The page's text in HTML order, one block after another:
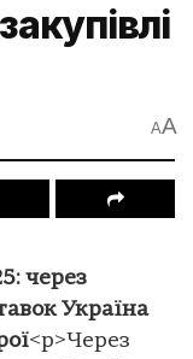
AA
через
Україна
<p>Через